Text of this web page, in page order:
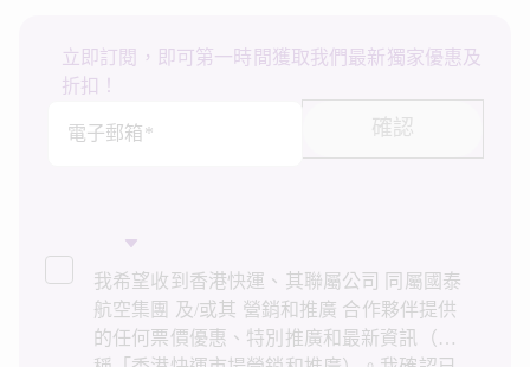
立即訂閱，即可第一時間獲取我們最新獨家優惠及
折扣！
電子郵箱*
確認
我希望收到香港快運、其聯屬公司 同屬國泰
航空集團 及/或其 營銷和推廣 合作夥伴提供
的任何票價優惠、特別推廣和最新資訊（統